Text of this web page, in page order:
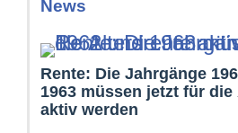
News
Rente: Die Jahrgänge
1963 müssen jetzt für
aktiv werden